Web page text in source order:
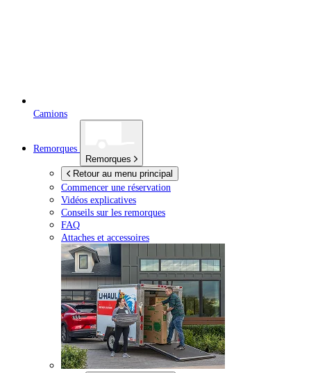
Camions
Remorques
Remorques
Retour au menu principal
Commencer une réservation
Vidéos explicatives
Conseils sur les remorques
FAQ
Attaches et accessoires